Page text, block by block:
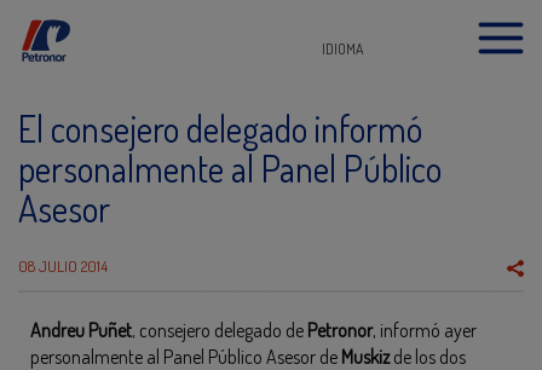
IDIOMA
El consejero delegado informó
personalmente al Panel Público
Asesor
08 JULIO 2014
Andreu Puñet, consejero delegado de Petronor, informó ayer
personalmente al Panel Público Asesor de Muskizde los dos